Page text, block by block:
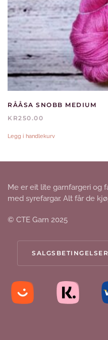
RÅÅSA SNOBB MEDIUM
KR250.00
Legg i handlekurv
Me er eit lite garnfargeri og
med syrefargar. Alt får de
© CTE Garn 2025
SALGSBETINGELSER